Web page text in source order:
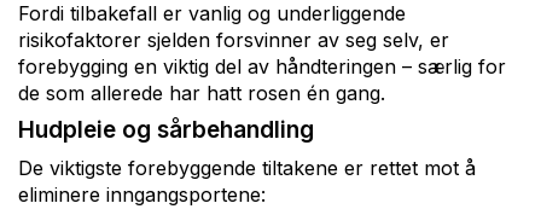
Fordi tilbakefall er vanlig og underliggende
risikofaktorer sjelden forsvinner av seg selv, er
forebygging en viktig del av håndteringen – særlig for
de som allerede har hatt rosen én gang.
Hudpleie og sårbehandling
De viktigste forebyggende tiltakene er rettet mot å
eliminere inngangsportene: